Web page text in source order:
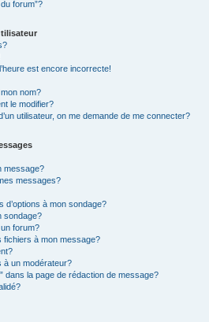
forum”?
est encore incorrecte!
nom?
le modifier?
utilisateur, on me demande de me connecter?
message?
messages?
d’options à mon sondage?
sondage?
forum?
fichiers à mon message?
à un modérateur?
dans la page de rédaction de message?